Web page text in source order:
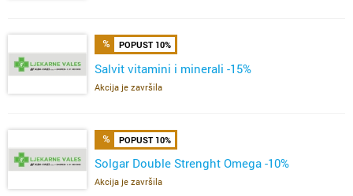
POPUST 10%
Salvit vitamini i minerali -15%
Akcija je završila
POPUST 10%
Solgar Double Strenght Omega -10%
Akcija je završila